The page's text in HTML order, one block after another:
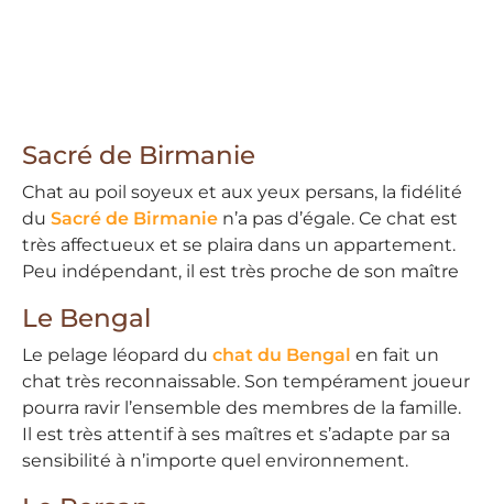
Sacré de Birmanie
Chat au poil soyeux et aux yeux persans, la fidélité
du Sacré de Birmanie n’a pas d’égale. Ce chat est
très affectueux et se plaira dans un appartement.
Peu indépendant, il est très proche de son maître
Le Bengal
Le pelage léopard du chat du Bengal en fait un
chat très reconnaissable. Son tempérament joueur
pourra ravir l’ensemble des membres de la famille.
Il est très attentif à ses maîtres et s’adapte par sa
sensibilité à n’importe quel environnement.